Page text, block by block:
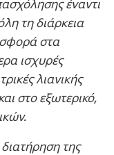
έναντι
τη διάρκεια
στα
ισχυρές
λιανικής
στο εξωτερικό,
της